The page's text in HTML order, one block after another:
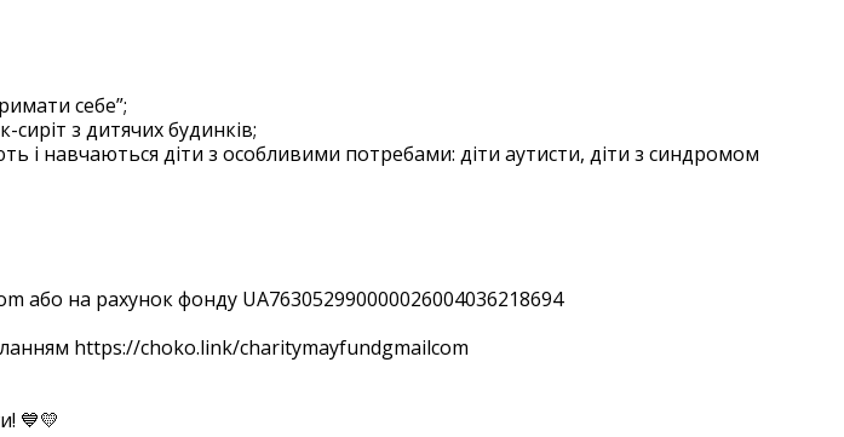
себе”;
з дитячих будинків;
і навчаються діти з особливими потребами: діти аутисти, діти з синдромом
або на рахунок фонду UA763052990000026004036218694
https://choko.link/charitymayfundgmailcom
💙💛